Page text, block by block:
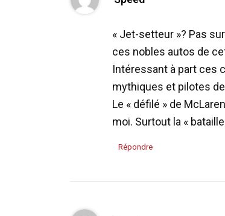
« Jet-setteur »? Pas
ces nobles autos de
Intéressant à part ces
mythiques et pilotes
Le « défilé » de
moi. Surtout la «
Répondre